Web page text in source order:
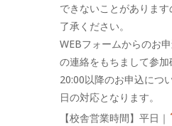
できないことがありま
了承ください。
WEBフォームからのお
の連絡をもちまして参加
20:00以降のお申込につ
日の対応となります。
【校舎営業時間】平日｜